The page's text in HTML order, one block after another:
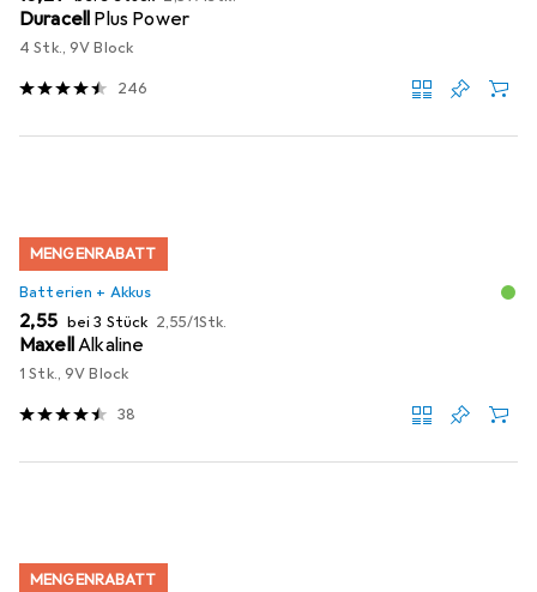
Duracell Plus Power
4 Stk., 9V Block
246
MENGENRABATT
Batterien + Akkus
EUR
2,55 bei 3 Stück EUR
2,55/1Stk.
MaxellAlkaline
1 Stk., 9V Block
38
MENGENRABATT